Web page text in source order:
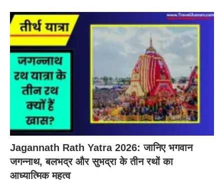
Jagannath Rath Yatra 2026: जानिए भगवान
जगन्नाथ, बलभद्र और सुभद्रा के तीन रथों का
आध्यात्मिक महत्व